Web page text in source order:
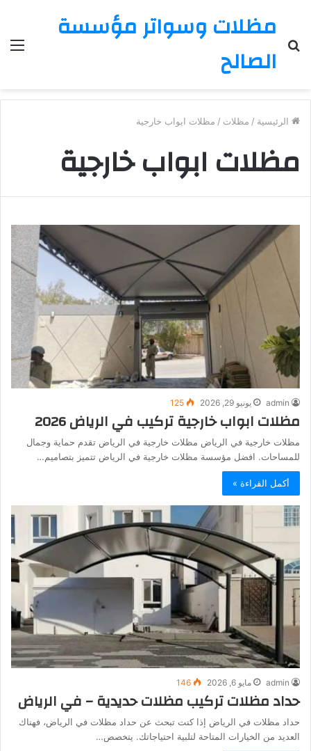
مظلات وسواتر مؤسسة
الصالحعن
الرئيسية / مظلات / مظلات ابواب خارجية
مظلات ابواب خارجية
admin يونيو 29, 2026 125
مظلات ابواب خارجية تركيب في الرياض 2026
مظلات خارجية في الرياض مظلات خارجية في الرياض تقدم حماية وجمال
للمساحات. افضل مؤسسة مظلات خارجية في الرياض تتميز بتصاميم…
أكمل القراءة »
admin مايو 6, 2026 146
حداد مظلات تركيب مظلات حديدية – في الرياض
حداد مظلات في الرياض إذا كنت تبحث عن حداد مظلات في الرياض، فهناك
العديد من الخيارات المتاحة لتلبية احتياجاتك. يتخصص…